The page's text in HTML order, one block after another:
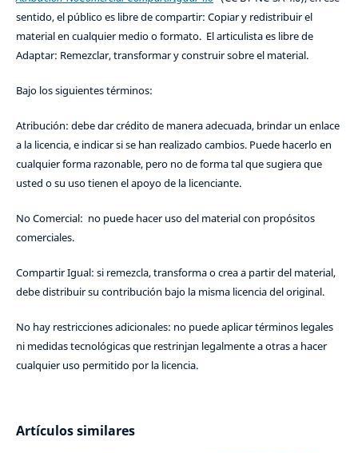
sentido, el público es libre de compartir: Copiar y redistribuir el
material en cualquier medio o formato. El articulista es libre de
Adaptar: Remezclar, transformar y construir sobre el material.
Bajo los siguientes términos:
Atribución: debe dar crédito de manera adecuada, brindar un enlace
a la licencia, e indicar si se han realizado cambios. Puede hacerlo en
cualquier forma razonable, pero no de forma tal que sugiera que
usted o su uso tienen el apoyo de la licenciante.
No Comercial: no puede hacer uso del material con propósitos
comerciales.
Compartir Igual: si remezcla, transforma o crea a partir del material,
debe distribuir su contribución bajo la misma licencia del original.
No hay restricciones adicionales: no puede aplicar términos legales
ni medidas tecnológicas que restrinjan legalmente a otras a hacer
cualquier uso permitido por la licencia.
Artículos similares